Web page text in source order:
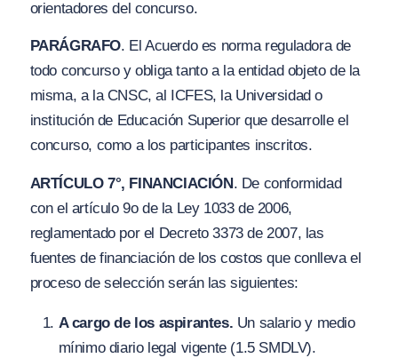
orientadores del concurso.
PARÁGRAFO. El Acuerdo es norma reguladora de
todo concurso y obliga tanto a la entidad objeto de la
misma, a la CNSC, al ICFES, la Universidad o
institución de Educación Superior que desarrolle el
concurso, como a los participantes inscritos.
ARTÍCULO 7°, FINANCIACIÓN. De conformidad
con el artículo 9o de la Ley 1033 de 2006,
reglamentado por el Decreto 3373 de 2007, las
fuentes de financiación de los costos que conlleva el
proceso de selección serán las siguientes:
A cargo de los aspirantes. Un salario y medio
mínimo diario legal vigente (1.5 SMDLV).